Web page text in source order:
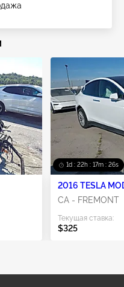
1d : 22h : 17m : 23s
2016 TESLA
CA - FREMONT
Текущая ставка:
$325